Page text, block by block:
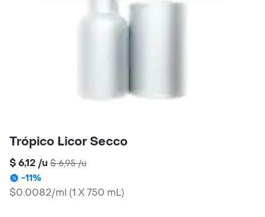
Trópico Licor Secco
$ 6,12 /u $ 6,95/u
-11%
$0.0082/ml (1 X 750 mL)